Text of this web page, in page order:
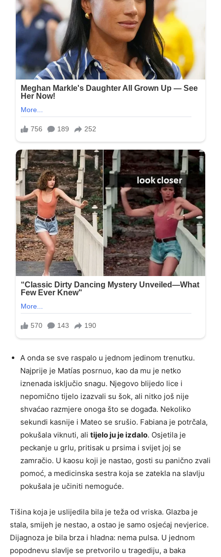
A onda se sve raspalo u jednom jedinom trenutku.
Najprije je Matías posrnuo, kao da mu je netko
iznenada isključio snagu. Njegovo blijedo lice i
nepomično tijelo izazvali su šok, ali nitko još nije
shvaćao razmjere onoga što se događa. Nekoliko
sekundi kasnije i Mateo se srušio. Fabiana je potrčala,
pokušala viknuti, ali tijelo ju je izdalo. Osjetila je
peckanje u grlu, pritisak u prsima i svijet joj se
zamračio. U kaosu koji je nastao, gosti su panično zvali
pomoć, a medicinska sestra koja se zatekla na slavlju
pokušala je učiniti nemoguće.
Tišina koja je uslijedila bila je teža od vriska. Glazba je
stala, smijeh je nestao, a ostao je samo osjećaj nevjerice.
Dijagnoza je bila brza i hladna: nema pulsa. U jednom
popodnevu slavlje se pretvorilo u tragediju, a baka